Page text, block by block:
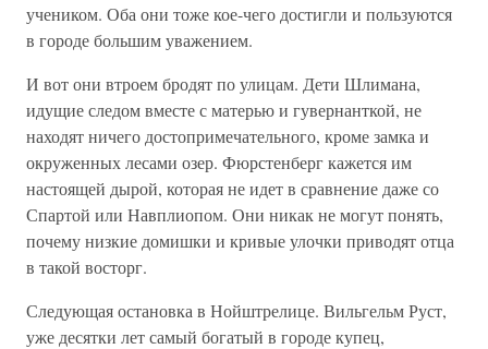
учеником. Оба они тоже кое-чего достигли и пользуются
в городе большим уважением.
И вот они втроем бродят по улицам. Дети Шлимана,
идущие следом вместе с матерью и гувернанткой, не
находят ничего достопримечательного, кроме замка и
окруженных лесами озер. Фюрстенберг кажется им
настоящей дырой, которая не идет в сравнение даже со
Спартой или Навплиопом. Они никак не могут понять,
почему низкие домишки и кривые улочки приводят отца
в такой восторг.
Следующая остановка в Нойштрелице. Вильгельм Руст,
уже десятки лет самый богатый в городе купец,